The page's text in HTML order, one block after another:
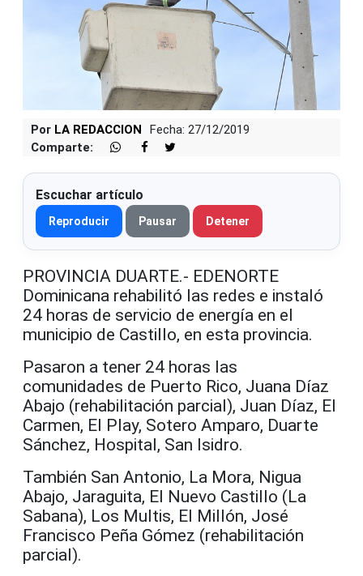
Por LA REDACCION
Fecha: 27/12/2019
Comparte:
Escuchar artículo
Reproducir Pausar Detener
PROVINCIA DUARTE.- EDENORTE
Dominicana rehabilitó las redes e instaló
24 horas de servicio de energía en el
municipio de Castillo, en esta provincia.
Pasaron a tener 24 horas las
comunidades de Puerto Rico, Juana Díaz
Abajo (rehabilitación parcial), Juan Díaz, El
Carmen, El Play, Sotero Amparo, Duarte
Sánchez, Hospital, San Isidro.
También San Antonio, La Mora, Nigua
Abajo, Jaraguita, El Nuevo Castillo (La
Sabana), Los Multis, El Millón, José
Francisco Peña Gómez (rehabilitación
parcial).